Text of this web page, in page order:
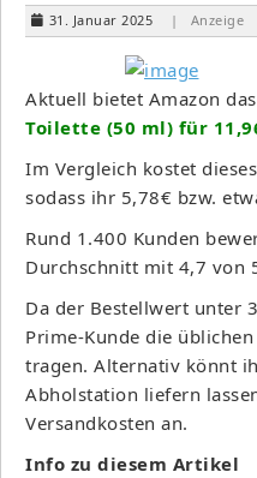
31. Januar 2025 | Anzeige
Aktuell bietet Amazon das
Toilette (50 ml) für
Im Vergleich kostet
sodass ihr 5,78€ bzw.
Rund 1.400 Kunden
Durchschnitt mit 4,7 von
Da der Bestellwert unter
Prime-Kunde die
tragen. Alternativ könnt
Abholstation liefern
Versandkosten an.
Info zu diesem Artikel